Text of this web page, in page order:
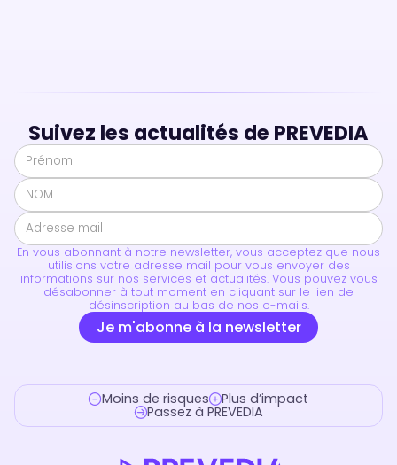
Suivez les actualités de PREVEDIA
En vous abonnant à notre newsletter, vous acceptez que nous
utilisions votre adresse mail pour vous envoyer des
informations sur nos services et actualités. Vous pouvez vous
désabonner à tout moment en cliquant sur le lien de
désinscription au bas de nos e-mails.
Moins de risques Plus d’impact
Passez à PREVEDIA